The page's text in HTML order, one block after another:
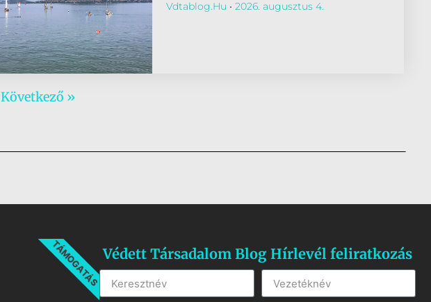
Vdtablog.hu 2026. augusztus 4.
Következő »
TÁMOGATÁSVédett Társadalom Blog Hírlevél feliratkozás